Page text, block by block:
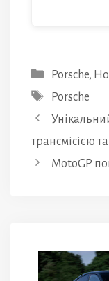
Категорії
Porsche,
Позначки
Porsche
трансмісією
MotoGP